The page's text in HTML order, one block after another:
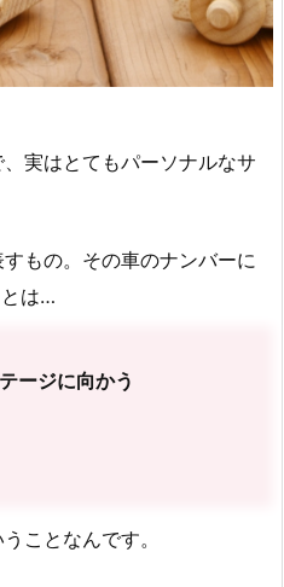
実はとてもパーソナルなサ
もの。その車のナンバーに
とは…
ージに向かう
ことなんです。